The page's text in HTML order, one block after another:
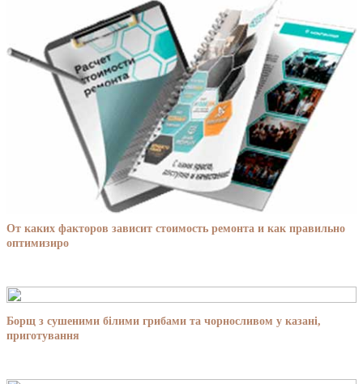
От каких факторов зависит стоимость ремонта и как правильно
оптимизиро
Борщ з сушеними білими грибами та чорносливом у казані,
приготування